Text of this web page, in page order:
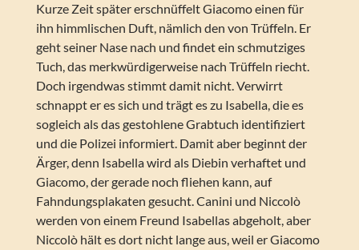
Kurze Zeit später erschnüffelt Giacomo einen für
ihn himmlischen Duft, nämlich den von Trüffeln. Er
geht seiner Nase nach und findet ein schmutziges
Tuch, das merkwürdigerweise nach Trüffeln riecht.
Doch irgendwas stimmt damit nicht. Verwirrt
schnappt er es sich und trägt es zu Isabella, die es
sogleich als das gestohlene Grabtuch identifiziert
und die Polizei informiert. Damit aber beginnt der
Ärger, denn Isabella wird als Diebin verhaftet und
Giacomo, der gerade noch fliehen kann, auf
Fahndungsplakaten gesucht. Canini und Niccolò
werden von einem Freund Isabellas abgeholt, aber
Niccolò hält es dort nicht lange aus, weil er Giacomo